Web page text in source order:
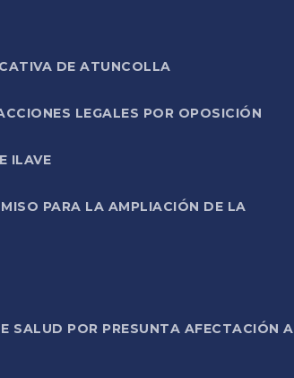
DE ATUNCOLLA
LEGALES POR OPOSICIÓN
ILAVE
PARA LA AMPLIACIÓN DE LA
SALUD POR PRESUNTA AFECTACIÓN A